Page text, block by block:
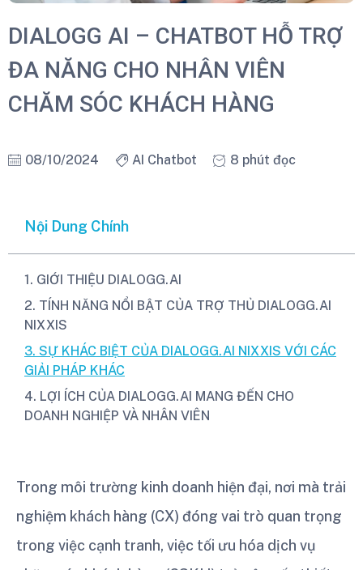
DIALOGG AI – CHATBOT HỖ TRỢ
ĐA NĂNG CHO NHÂN VIÊN
CHĂM SÓC KHÁCH HÀNG
08/10/2024 AI Chatbot 8 phút đọc
Nội Dung Chính
1. GIỚI THIỆU DIALOGG.AI
2. TÍNH NĂNG NỔI BẬT CỦA TRỢ THỦ DIALOGG.AI
NIXXIS
3. SỰ KHÁC BIỆT CỦA DIALOGG.AI NIXXIS VỚI CÁC
GIẢI PHÁP KHÁC
4. LỢI ÍCH CỦA DIALOGG.AI MANG ĐẾN CHO
DOANH NGHIỆP VÀ NHÂN VIÊN
Trong môi trường kinh doanh hiện đại, nơi mà trải
nghiệm khách hàng (CX) đóng vai trò quan trọng
trong việc cạnh tranh, việc tối ưu hóa dịch vụ